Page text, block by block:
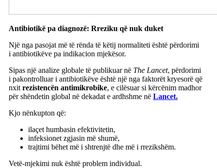
Antibiotikë pa diagnozë: Rreziku që nuk duket
Një nga pasojat më të rënda të këtij normaliteti është përdorimi
i antibiotikëve pa indikacion mjekësor.
Sipas një analize globale të publikuar në The Lancet, përdorimi
i pakontrolluar i antibiotikëve është një nga faktorët kryesorë që
nxit rezistencën antimikrobike, e cilësuar si kërcënim madhor
për shëndetin global në dekadat e ardhshme në Lancet.
Kjo nënkupton që:
ilaçet humbasin efektivitetin,
infeksionet zgjasin më shumë,
trajtimi bëhet më i shtrenjtë dhe më i rrezikshëm.
Vetë-mjekimi nuk është problem individual.